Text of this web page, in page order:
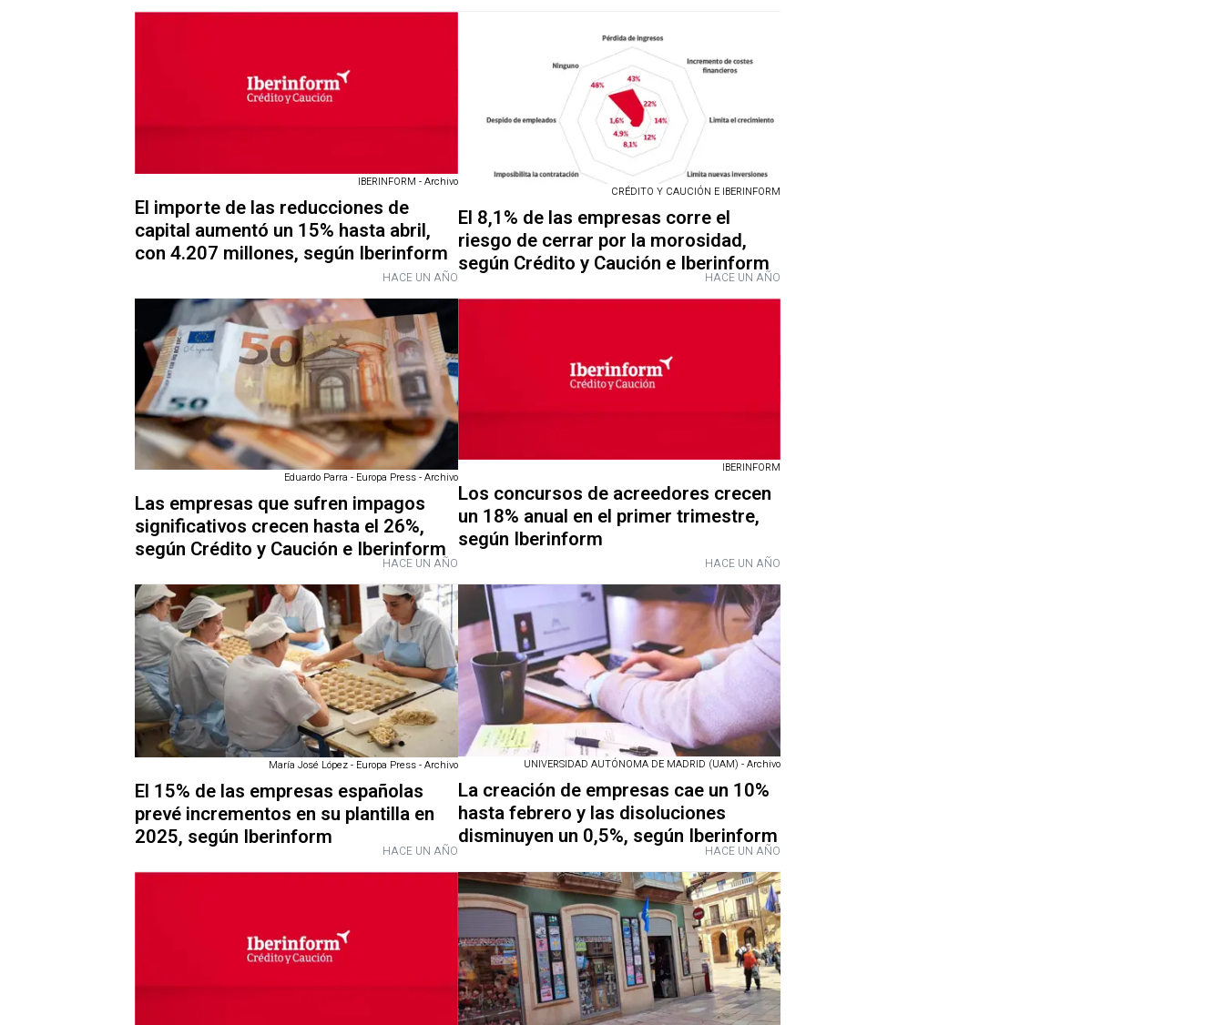
IBERINFORM - Archivo
El importe de las reducciones de
capital aumentó un 15% hasta abril,
con 4.207 millones, según Iberinform
HACE UN AÑO
CRÉDITO Y CAUCIÓN E IBERINFORM
El 8,1% de las empresas corre el
riesgo de cerrar por la morosidad,
según Crédito y Caución e Iberinform
HACE UN AÑO
Eduardo Parra - Europa Press - Archivo
Las empresas que sufren impagos
significativos crecen hasta el 26%,
según Crédito y Caución e Iberinform
HACE UN AÑO
IBERINFORM
Los concursos de acreedores crecen
un 18% anual en el primer trimestre,
según Iberinform
HACE UN AÑO
María José López - Europa Press - Archivo
El 15% de las empresas españolas
prevé incrementos en su plantilla en
2025, según Iberinform
HACE UN AÑO
UNIVERSIDAD AUTÓNOMA DE MADRID (UAM) - Archivo
La creación de empresas cae un 10%
hasta febrero y las disoluciones
disminuyen un 0,5%, según Iberinform
HACE UN AÑO